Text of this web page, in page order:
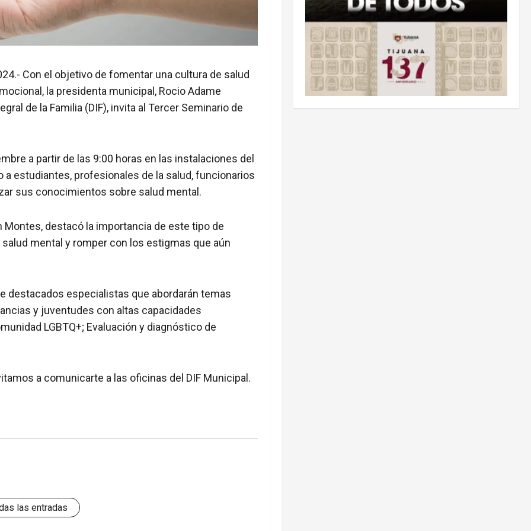
Con el objetivo de fomentar una cultura de salud
la presidenta municipal, Rocio Adame
de la Familia (DIF), invita al Tercer Seminario de
a partir de las 9:00 horas en las instalaciones del
a estudiantes, profesionales de la salud, funcionarios
sus conocimientos sobre salud mental.
Montes, destacó la importancia de este tipo de
mental y romper con los estigmas que aún
destacados especialistas que abordarán temas
y juventudes con altas capacidades
LGBTQ+; Evaluación y diagnóstico de
a comunicarte a las oficinas del DIF Municipal.
las entradas